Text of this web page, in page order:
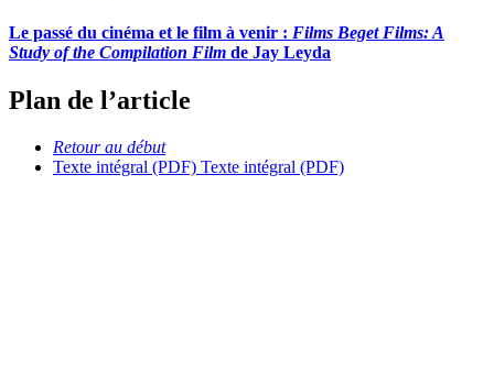
Le passé du cinéma et le film à venir : Films Beget Films: A
Study of the Compilation Film de Jay Leyda
Plan de l’article
Retour au début
Texte intégral (PDF) Texte intégral (PDF)